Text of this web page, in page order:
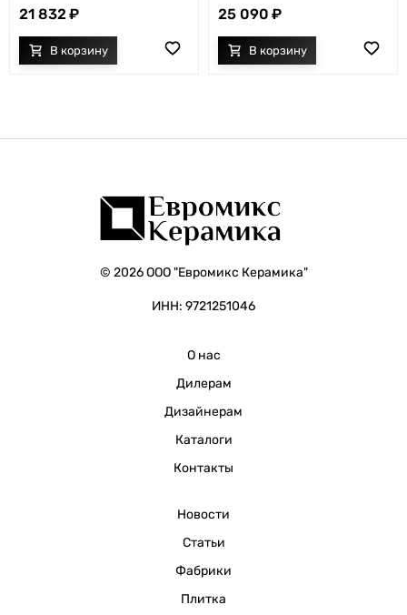
21 832 25 090
© 2026 ООО "Евромикс Керамика"
ИНН: 9721251046
О нас
Дилерам
Дизайнерам
Каталоги
Контакты
Новости
Статьи
Фабрики
Плитка